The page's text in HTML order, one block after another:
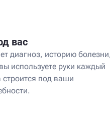
вас
диагноз, историю болезни,
используете руки каждый
под ваши